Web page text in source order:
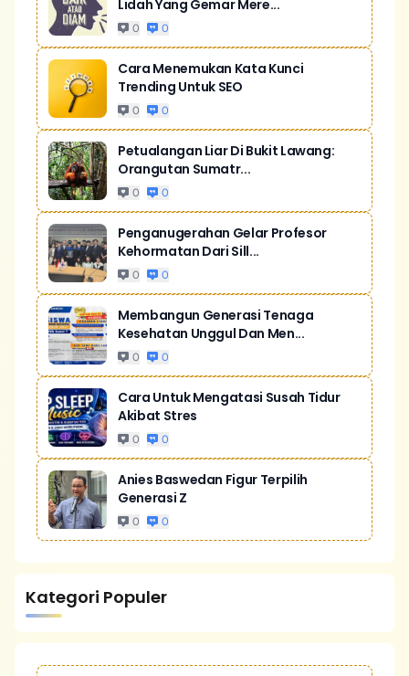
Lidah Yang Gemar Mere...
0 0
Cara Menemukan Kata Kunci
Trending Untuk SEO
0 0
Petualangan Liar Di Bukit Lawang:
Orangutan Sumatr...
0 0
Penganugerahan Gelar Profesor
Kehormatan Dari Sill...
0 0
Membangun Generasi Tenaga
Kesehatan Unggul Dan Men...
0 0
Cara Untuk Mengatasi Susah Tidur
Akibat Stres
0 0
Anies Baswedan Figur Terpilih
Generasi Z
0 0
Kategori Populer